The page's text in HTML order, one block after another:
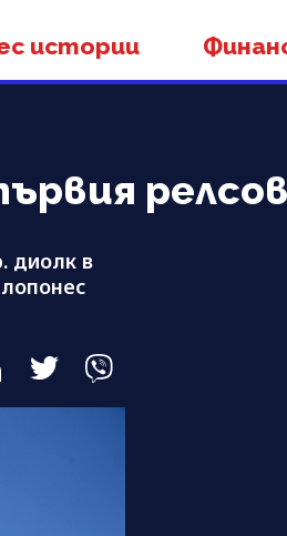
истории
диолк в